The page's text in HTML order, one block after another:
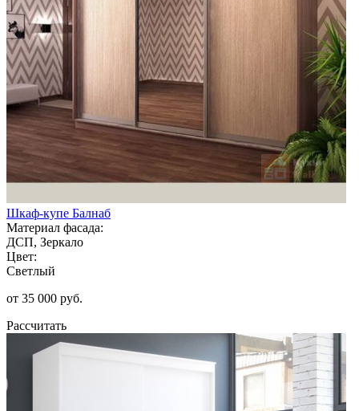
Шкаф-купе Балнаб
Материал фасада:
ДСП, Зеркало
Цвет:
Светлый
от 35 000 руб.
Рассчитать